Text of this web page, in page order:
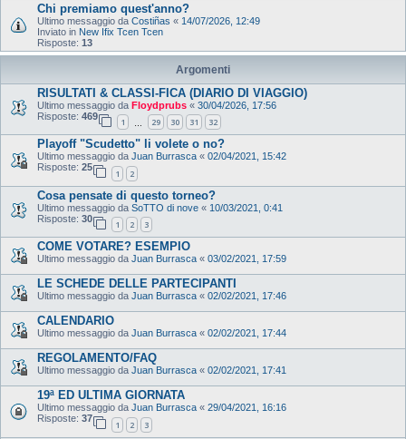
Chi premiamo quest'anno?
Ultimo messaggio da Costiñas « 14/07/2026, 12:49
Inviato in New Ifix Tcen Tcen
Risposte: 13
Argomenti
RISULTATI & CLASSI-FICA (DIARIO DI VIAGGIO)
Ultimo messaggio da Floydprubs « 30/04/2026, 17:56
Risposte: 469
1 29 30 31 32
Playoff "Scudetto" li volete o no?
Ultimo messaggio da Juan Burrasca « 02/04/2021, 15:42
Risposte: 25
1 2
Cosa pensate di questo torneo?
Ultimo messaggio da SoTTO di nove « 10/03/2021, 0:41
Risposte: 30
1 2 3
COME VOTARE? ESEMPIO
Ultimo messaggio da Juan Burrasca « 03/02/2021, 17:59
LE SCHEDE DELLE PARTECIPANTI
Ultimo messaggio da Juan Burrasca « 02/02/2021, 17:46
CALENDARIO
Ultimo messaggio da Juan Burrasca « 02/02/2021, 17:44
REGOLAMENTO/FAQ
Ultimo messaggio da Juan Burrasca « 02/02/2021, 17:41
19ª ED ULTIMA GIORNATA
Ultimo messaggio da Juan Burrasca « 29/04/2021, 16:16
Risposte: 37
1 2 3